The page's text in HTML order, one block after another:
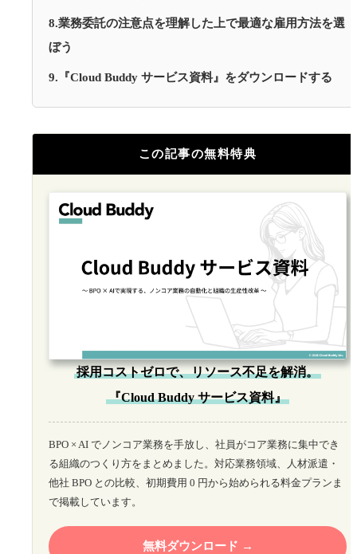
8.業務委託の注意点を理解した上で最適な雇用方法を選
ぼう
9.『Cloud Buddy サービス資料』をダウンロードする
この記事の無料特典
採用コストゼロで、リソース不足を解消。
『Cloud Buddy サービス資料』
BPO × AI でノンコア業務を手放し、社員がコア業務に集中でき
る組織のつくり方をまとめました。対応業務領域、人材派遣・
他社 BPO との比較、初期費用 0 円から始められる料金プランま
で掲載しています。
無料ダウンロード